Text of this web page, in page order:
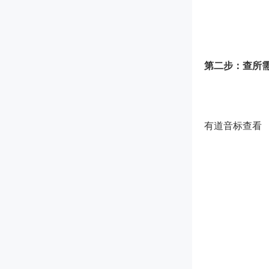
第二步：查所
有道音标查看